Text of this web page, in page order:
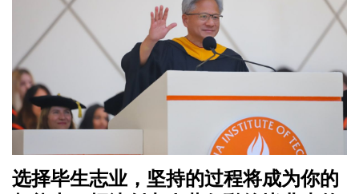
选择毕生志业，坚持的过程将成为你的